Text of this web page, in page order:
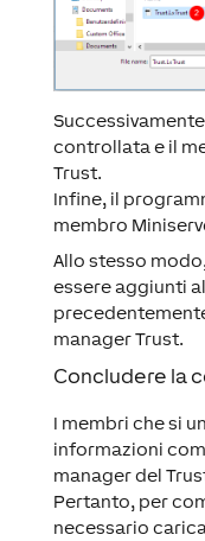
controllata e il
Trust.
Infine, il
membro
Allo stesso
essere aggiunti
manager Trust.
Concludere la
I membri che si
informazioni
manager del
Pertanto, per
necessario